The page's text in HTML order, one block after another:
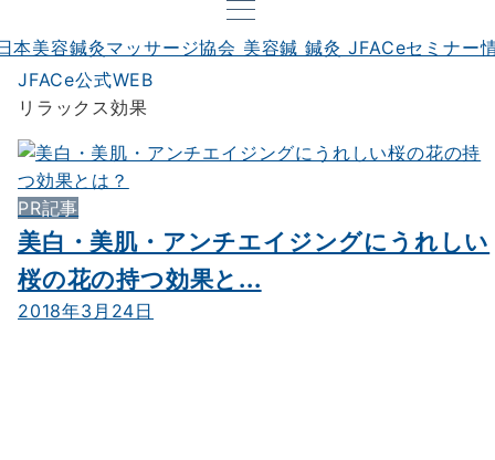
JFACe公式WEB
リラックス効果
PR記事
美白・美肌・アンチエイジングにうれしい
桜の花の持つ効果と...
2018年3月24日